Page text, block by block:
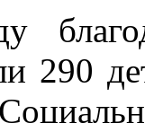
290